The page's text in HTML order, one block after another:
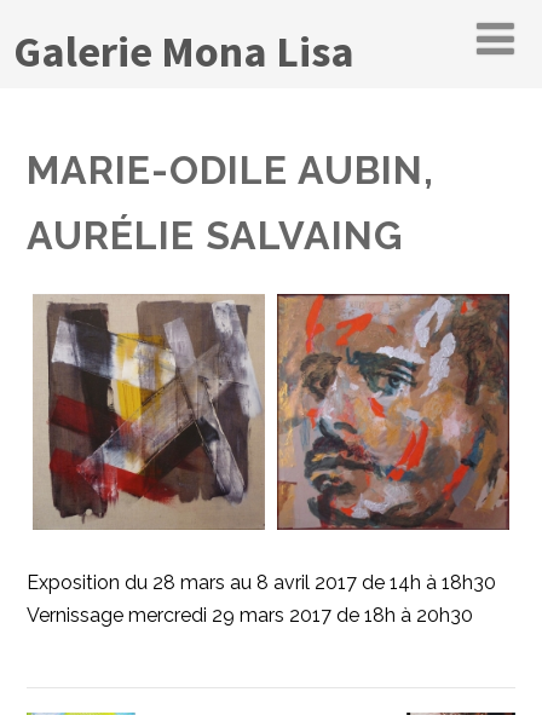
Galerie Mona Lisa
MARIE-ODILE AUBIN,
AURÉLIE SALVAING
Exposition du 28 mars au 8 avril 2017 de 14h à 18h30
Vernissage mercredi 29 mars 2017 de 18h à 20h30